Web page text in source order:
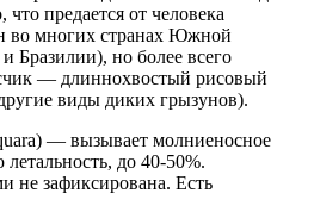
что предается от человека
во многих странах Южной
но более всего
— длиннохвостый рисовый
виды диких грызунов).
— вызывает молниеносное
до 40-50%.
не зафиксирована. Есть